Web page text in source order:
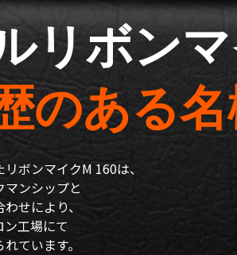
リボン
のある
ボンマイクM 160は、
ンシップと
せにより、
ン工場にて
ています。